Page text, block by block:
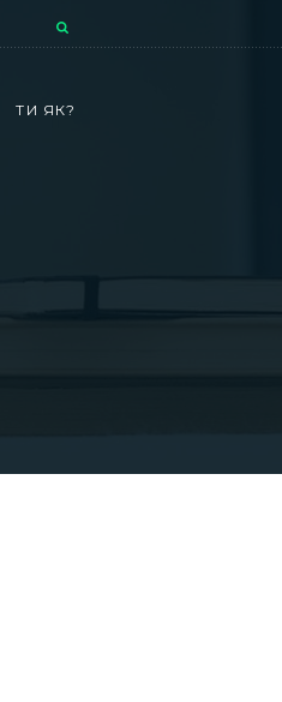
ТИ ЯК?